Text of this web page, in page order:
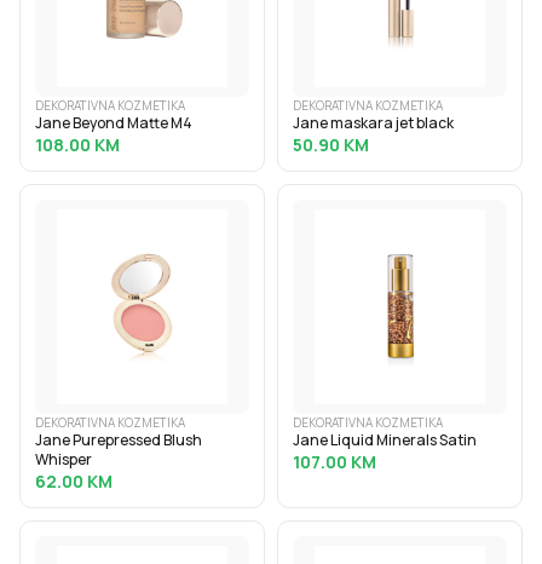
DEKORATIVNA KOZMETIKA
Jane Beyond Matte M4
108.00 KM
DEKORATIVNA KOZMETIKA
Jane maskara jet black
50.90 KM
DEKORATIVNA KOZMETIKA
Jane Purepressed Blush
Whisper
62.00 KM
DEKORATIVNA KOZMETIKA
Jane Liquid Minerals Satin
107.00 KM